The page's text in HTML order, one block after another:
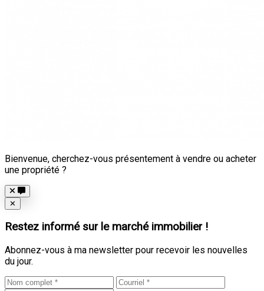
Bienvenue, cherchez-vous présentement à vendre ou acheter
une propriété ?
Close
✕
Restez informé sur le marché immobilier !
Abonnez-vous à ma newsletter pour recevoir les nouvelles
du jour.